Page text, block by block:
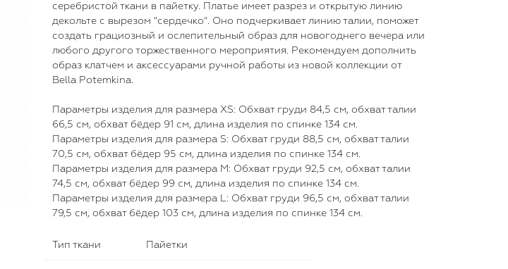
серебристой ткани в пайетку. Платье имеет разрез и открытую линию
декольте с вырезом "сердечко". Оно подчеркивает линию талии, поможет
создать грациозный и ослепительный образ для новогоднего вечера или
любого другого торжественного мероприятия. Рекомендуем дополнить
образ клатчем и аксессуарами ручной работы из новой коллекции от
Bella Potemkina.
Параметры изделия для размера XS: Обхват груди 84,5 см, обхват талии
66,5 см, обхват бёдер 91 см, длина изделия по спинке 134 см.
Параметры изделия для размера S: Обхват груди 88,5 см, обхват талии
70,5 см, обхват бёдер 95 см, длина изделия по спинке 134 см.
Параметры изделия для размера M: Обхват груди 92,5 см, обхват талии
74,5 см, обхват бёдер 99 см, длина изделия по спинке 134 см.
Параметры изделия для размера L: Обхват груди 96,5 см, обхват талии
79,5 см, обхват бёдер 103 см, длина изделия по спинке 134 см.
Тип ткани Пайетки